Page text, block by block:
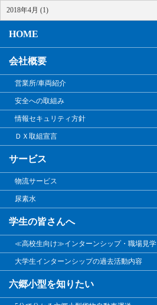
2018年4月 (1)
HOME
会社概要
営業所/車両紹介
安全への取組み
情報セキュリティ方針
ＤＸ取組宣言
サービス
物流サービス
尿素水
学生の皆さんへ
≪高校生向け≫インターンシップ・職場見学
大学生インターンシップの過去活動内容
六郷小型を知りたい